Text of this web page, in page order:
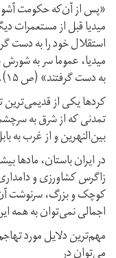
میدیا قبل از
استقلال خود را به دست
میدیا، عموما سر به
به دست گرفتند» (ص ۱۵).
کردها یکی از
تمدنی که از شرق به
بین‌النهرین و از غرب به
در ایران باستان، مادها
زاگرس کشاورزی و
کوچک و بزرگ، سرنوشت
اجمالی نمی‌توان به همه
مهم‌ترین دلایل مورد